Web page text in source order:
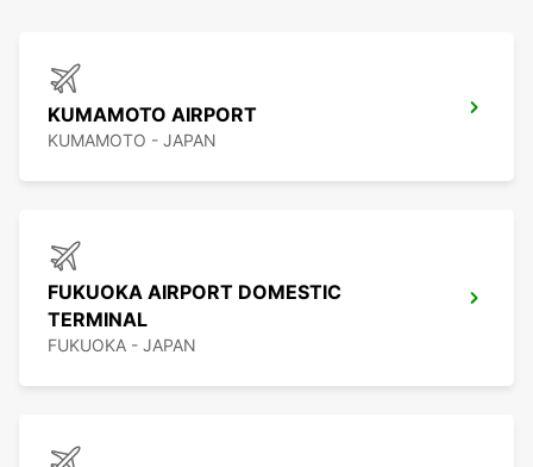
KUMAMOTO AIRPORT
KUMAMOTO - JAPAN
FUKUOKA AIRPORT DOMESTIC
TERMINAL
FUKUOKA - JAPAN